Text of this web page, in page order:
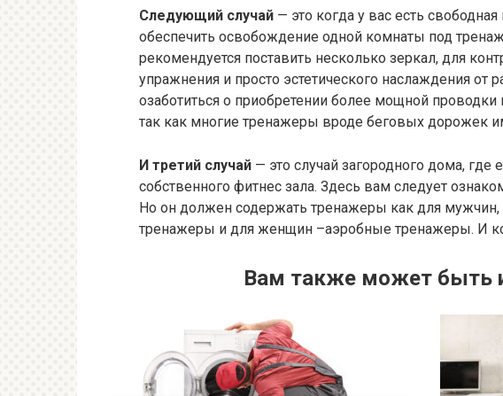
Следующий случай — это когда у вас есть
обеспечить освобождение одной комнаты под
рекомендуется поставить несколько зеркал, для
упражнения и просто эстетического наслаждения
озаботиться о приобретении более мощной
так как многие тренажеры вроде беговых дорожек
И третий случай — это случай загородного дома, где
собственного фитнес зала. Здесь вам следует
Но он должен содержать тренажеры как для мужчин,
тренажеры и для женщин –аэробные тренажеры. И
Вам также может быть